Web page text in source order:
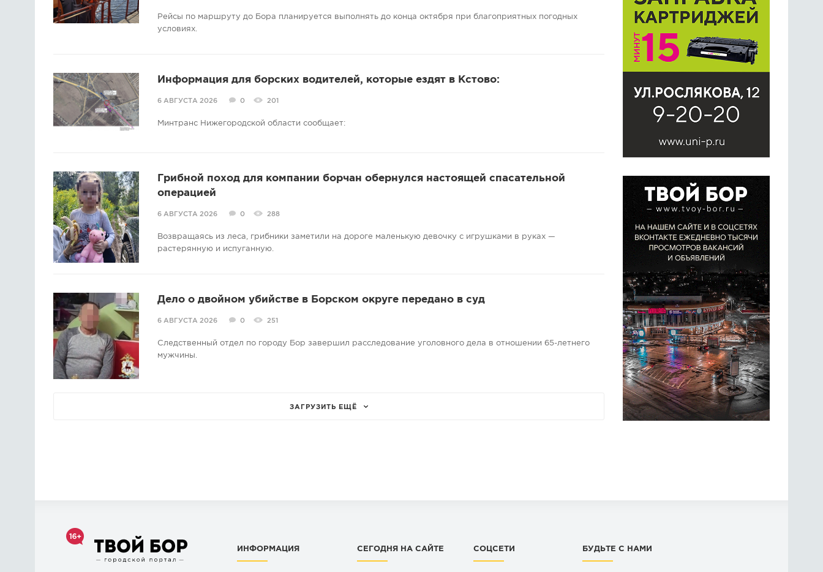
Рейсы по маршруту до Бора планируется выполнять до конца октября при благоприятных погодных
условиях.
Информация для борских водителей, которые ездят в Кстово:
6 АВГУСТА 2026 0 201
Минтранс Нижегородской области сообщает:
Грибной поход для компании борчан обернулся настоящей спасательной
операцией
6 АВГУСТА 2026 0 288
Возвращаясь из леса, грибники заметили на дороге маленькую девочку с игрушками в руках —
растерянную и испуганную.
Дело о двойном убийстве в Борском округе передано в суд
6 АВГУСТА 2026 0 251
Следственный отдел по городу Бор завершил расследование уголовного дела в отношении 65-летнего
мужчины.
ЗАГРУЗИТЬ ЕЩЁ
ИНФОРМАЦИЯ СЕГОДНЯ НА САЙТЕ СОЦСЕТИ БУДЬТЕ С НАМИ